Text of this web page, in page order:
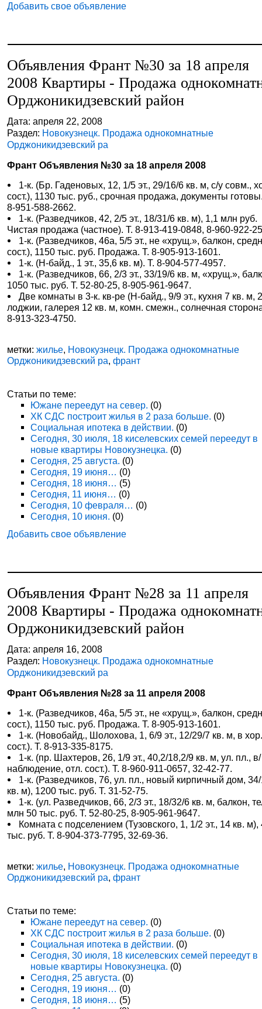
Добавить свое объявление
Объявления Франт №30 за 18 апреля
2008 Квартиры - Продажа
Орджоникидзевский район
Дата: апреля 22, 2008
Раздел: Новокузнецк. Продажа однокомнатные
Орджоникидзевский ра
Франт Объявления №30 за 18 апреля 2008
1-к. (Бр. Гаденовых, 12, 1/5 эт., 29/16/6 кв. м, с/у совм.,
сост.), 1130 тыс. руб., срочная продажа, документы
8-951-588-2662.
1-к. (Разведчиков, 42, 2/5 эт., 18/31/6 кв. м), 1,1 млн руб.
Чистая продажа (частное). Т. 8-913-419-0848, 8-960-922-
1-к. (Разведчиков, 46а, 5/5 эт., не «хрущ.», балкон,
сост.), 1150 тыс. руб. Продажа. Т. 8-905-913-1601.
1-к. (Н-байд., 1 эт., 35,6 кв. м). Т. 8-904-577-4957.
1-к. (Разведчиков, 66, 2/3 эт., 33/19/6 кв. м, «хрущ.»,
1050 тыс. руб. Т. 52-80-25, 8-905-961-9647.
Две комнаты в 3-к. кв-ре (Н-байд., 9/9 эт., кухня 7 кв. м,
лоджии, галерея 12 кв. м, комн. смежн., солнечная
8-913-323-4750.
метки:жилье, Новокузнецк. Продажа однокомнатные
Орджоникидзевский ра,франт
Статьи по теме:
Южане переедут на север. (0)
ХК СДС построит жилья в 2 раза больше. (0)
Социальная ипотека в действии. (0)
Сегодня, 30 июля, 18 киселевских семей переедут в
новые квартиры Новокузнецка. (0)
Сегодня, 25 августа. (0)
Сегодня, 19 июня… (0)
Сегодня, 18 июня… (5)
Сегодня, 11 июня… (0)
Сегодня, 10 февраля… (0)
Сегодня, 10 июня. (0)
Добавить свое объявление
Объявления Франт №28 за 11 апреля
2008 Квартиры - Продажа
Орджоникидзевский район
Дата: апреля 16, 2008
Раздел: Новокузнецк. Продажа однокомнатные
Орджоникидзевский ра
Франт Объявления №28 за 11 апреля 2008
1-к. (Разведчиков, 46а, 5/5 эт., не «хрущ.», балкон,
сост.), 1150 тыс. руб. Продажа. Т. 8-905-913-1601.
1-к. (Новобайд., Шолохова, 1, 6/9 эт., 12/29/7 кв. м, в
сост.). Т. 8-913-335-8175.
1-к. (пр. Шахтеров, 26, 1/9 эт., 40,2/18,2/9 кв. м, ул. пл., в/
наблюдение, отл. сост.). Т. 8-960-911-0657, 32-42-77.
1-к. (Разведчиков, 76, ул. пл., новый кирпичный дом,
кв. м), 1200 тыс. руб. Т. 31-52-75.
1-к. (ул. Разведчиков, 66, 2/3 эт., 18/32/6 кв. м, балкон,
млн 50 тыс. руб. Т. 52-80-25, 8-905-961-9647.
Комната с подселением (Тузовского, 1, 1/2 эт., 14 кв. м),
тыс. руб. Т. 8-904-373-7795, 32-69-36.
метки:жилье, Новокузнецк. Продажа однокомнатные
Орджоникидзевский ра,франт
Статьи по теме:
Южане переедут на север. (0)
ХК СДС построит жилья в 2 раза больше. (0)
Социальная ипотека в действии. (0)
Сегодня, 30 июля, 18 киселевских семей переедут в
новые квартиры Новокузнецка. (0)
Сегодня, 25 августа. (0)
Сегодня, 19 июня… (0)
Сегодня, 18 июня… (5)